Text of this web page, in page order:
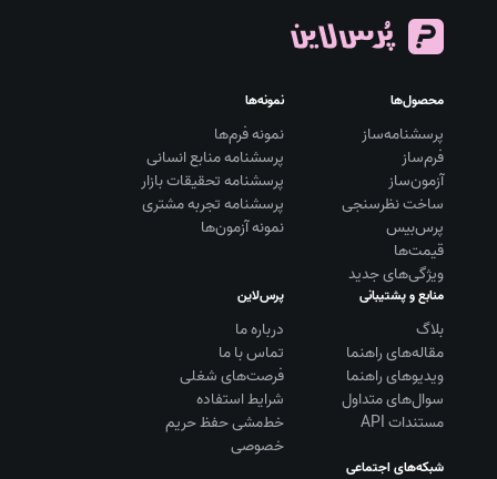
محصول‌ها
پرسشنامه‌ساز
فرم‌ساز
آزمون‌ساز
ساخت نظرسنجی
پرس‌بیس
قیمت‌ها
ویژگی‌های جدید
نمونه‌ها
نمونه فرم‌ها
پرسشنامه منابع انسانی
پرسشنامه تحقیقات بازار
پرسشنامه تجربه مشتری
نمونه آزمون‌ها
منابع و پشتیبانی
بلاگ
مقاله‌های راهنما
ویديوهای راهنما
سوال‌های متداول
مستندات API
پرس‌لاین
درباره ما
تماس با ما
فرصت‌های شغلی
شرایط استفاده
خط‌مشی حفظ حریم
خصوصی
شبکه‌های اجتماعی